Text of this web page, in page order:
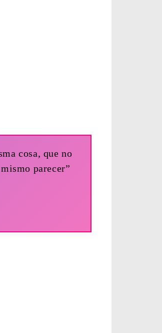
cosa, que no
parecer”